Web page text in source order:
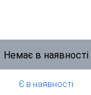
Немає в наявності
Є в наявності